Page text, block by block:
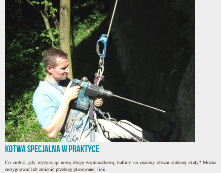
Kotwa specjalna w praktyce
Co zrobić, gdy wytyczając nową drogę wspinaczkową, trafimy na znaczny obszar słabszej skały? Można
zrezygnować lub zmienić przebieg planowanej linii.